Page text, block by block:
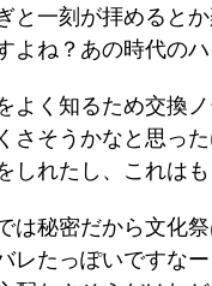
と一刻が拝めるとか
よね？あの時代の
よく知るため交換ノ
さそうかなと思っ
しれたし、これは
は秘密だから文化
レたっぽいですなー